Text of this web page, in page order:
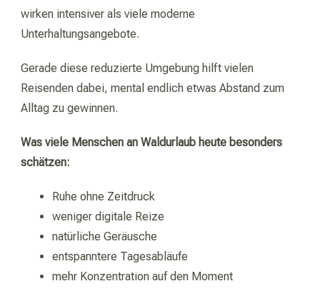
wirken intensiver als viele moderne
Unterhaltungsangebote.
Gerade diese reduzierte Umgebung hilft vielen
Reisenden dabei, mental endlich etwas Abstand zum
Alltag zu gewinnen.
Was viele Menschen an Waldurlaub heute besonders
schätzen:
Ruhe ohne Zeitdruck
weniger digitale Reize
natürliche Geräusche
entspanntere Tagesabläufe
mehr Konzentration auf den Moment